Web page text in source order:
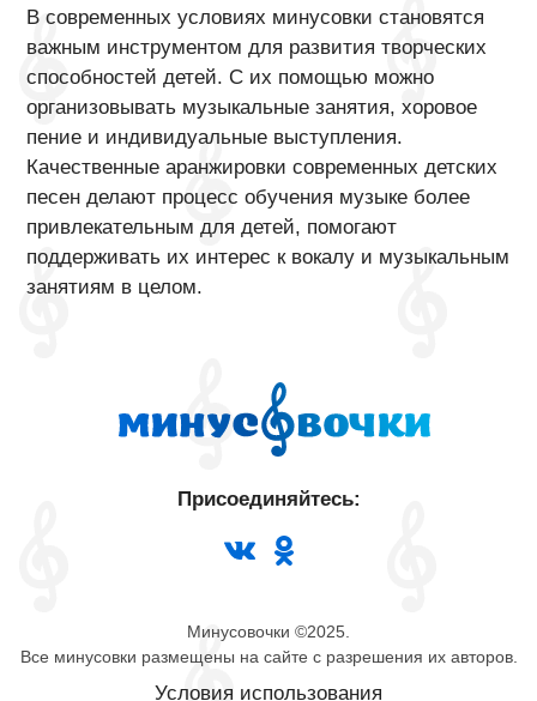
В современных условиях минусовки становятся
важным инструментом для развития творческих
способностей детей. С их помощью можно
организовывать музыкальные занятия, хоровое
пение и индивидуальные выступления.
Качественные аранжировки современных детских
песен делают процесс обучения музыке более
привлекательным для детей, помогают
поддерживать их интерес к вокалу и музыкальным
занятиям в целом.
Минусовочки ©2025.
Все минусовки размещены на сайте с разрешения их авторов.
Условия использования
Присоединяйтесь: